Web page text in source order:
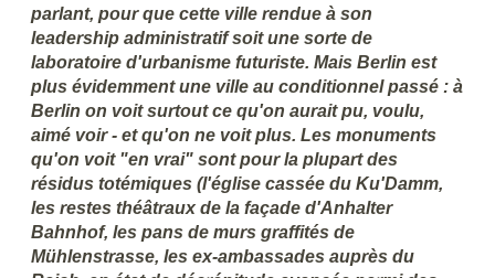
parlant, pour que cette ville rendue à son
leadership administratif soit une sorte de
laboratoire d'urbanisme futuriste. Mais Berlin est
plus évidemment une ville au conditionnel passé : à
Berlin on voit surtout ce qu'on aurait pu, voulu,
aimé voir - et qu'on ne voit plus. Les monuments
qu'on voit "en vrai" sont pour la plupart des
résidus totémiques (l'église cassée du Ku'Damm,
les restes théâtraux de la façade d'Anhalter
Bahnhof, les pans de murs graffités de
Mühlenstrasse, les ex-ambassades auprès du